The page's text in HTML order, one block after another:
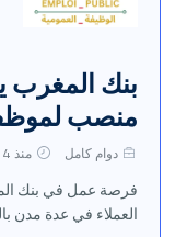
منصب
دوام كامل منذ 4 أشهر
فرصة عمل في بنك
العملاء في عدة مدن